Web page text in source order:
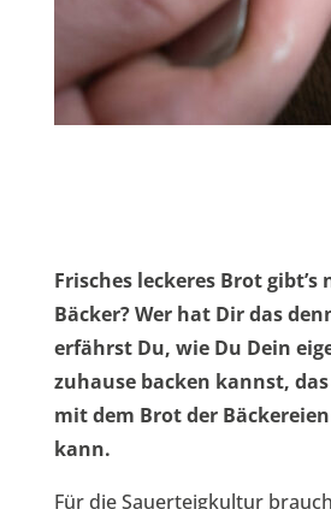
Frisches leckeres Brot gibt’s
Bäcker? Wer hat Dir das
erfährst Du, wie Du Dein
zuhause backen kannst,
mit dem Brot der
kann.
Für die Sauerteigkultur